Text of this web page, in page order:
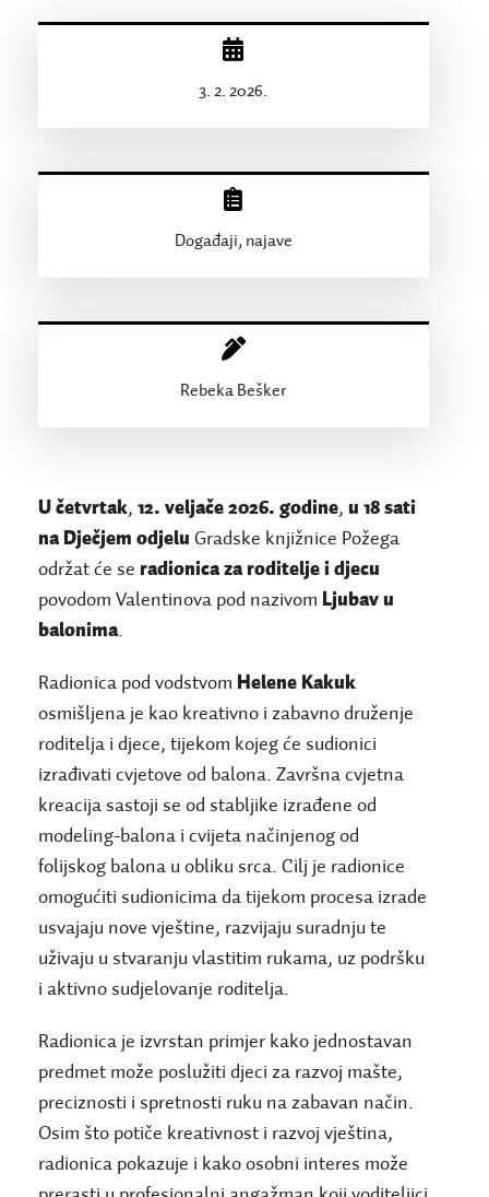
3. 2. 2026.
Događaji, najave
Rebeka Bešker
U četvrtak,12. veljače 2026. godine,u 18 sati
na Dječjem odjelu Gradske knjižnice Požega
održat će se radionica za roditelje i djecu
povodom Valentinova pod nazivom Ljubav u
balonima.
Radionica pod vodstvom Helene Kakuk
osmišljena je kao kreativno i zabavno druženje
roditelja i djece, tijekom kojeg će sudionici
izrađivati cvjetove od balona. Završna cvjetna
kreacija sastoji se od stabljike izrađene od
modeling-balona i cvijeta načinjenog od
folijskog balona u obliku srca. Cilj je radionice
omogućiti sudionicima da tijekom procesa izrade
usvajaju nove vještine, razvijaju suradnju te
uživaju u stvaranju vlastitim rukama, uz podršku
i aktivno sudjelovanje roditelja.
Radionica je izvrstan primjer kako jednostavan
predmet može poslužiti djeci za razvoj mašte,
preciznosti i spretnosti ruku na zabavan način.
Osim što potiče kreativnost i razvoj vještina,
radionica pokazuje i kako osobni interes može